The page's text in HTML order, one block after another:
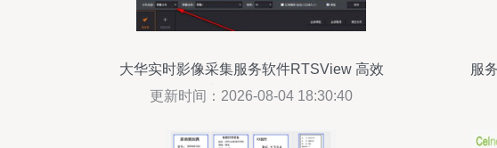
大华实时影像采集服务软件RTSView 高效
监控与智能分析的利器
更新时间：2026-08-04 18:30:40
服